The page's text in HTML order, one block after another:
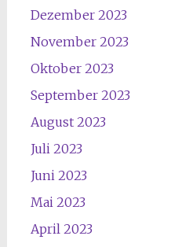
Dezember 2023
November 2023
Oktober 2023
September 2023
August 2023
Juli 2023
Juni 2023
Mai 2023
April 2023